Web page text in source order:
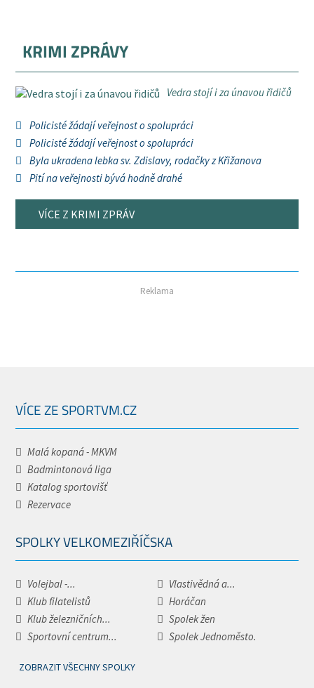
KRIMI ZPRÁVY
Vedra stojí i za únavou řidičů
Policisté žádají veřejnost o spolupráci
Policisté žádají veřejnost o spolupráci
Byla ukradena lebka sv. Zdislavy, rodačky z Křižanova
Pití na veřejnosti bývá hodně drahé
VÍCE Z KRIMI ZPRÁV
Reklama
VÍCE ZE SPORTVM.CZ
Malá kopaná - MKVM
Badmintonová liga
Katalog sportovišť
Rezervace
SPOLKY VELKOMEZIŘÍČSKA
Volejbal -...
Vlastivědná a...
Klub filatelistů
Horáčan
Klub železničních...
Spolek žen
Sportovní centrum...
Spolek Jednoměsto.
ZOBRAZIT VŠECHNY SPOLKY